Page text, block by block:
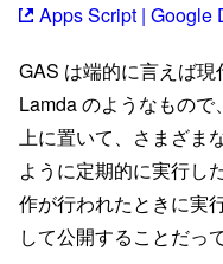
Apps Script | Google
GAS は端的に言えば
Lamda のようなもの
上に置いて、さまざま
ように定期的に実行し
作が行われたときに実
して公開することだっ